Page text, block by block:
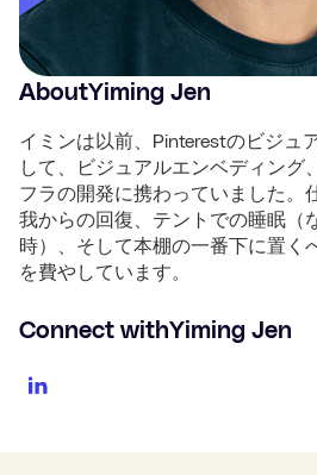
AboutYiming Jen
イミンは以前、Pinterestのビジュ
して、ビジュアルエンベディング
フラの開発に携わっていました。
我からの回復、テントでの睡眠（
時）、そして本棚の一番下に置く
を費やしています。
Connect withYiming Jen